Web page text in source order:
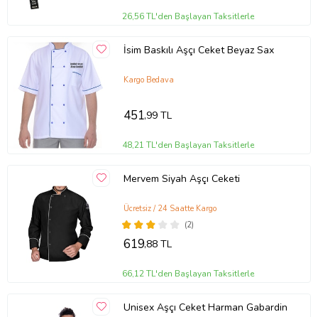
26,56 TL'den Başlayan Taksitlerle
İsim Baskılı Aşçı Ceket Beyaz Sax
Kargo Bedava
451,99 TL
48,21 TL'den Başlayan Taksitlerle
Mervem Siyah Aşçı Ceketi
(2)
Ücretsiz / 24 Saatte Kargo
619,88 TL
66,12 TL'den Başlayan Taksitlerle
Unisex Aşçı Ceket Harman Gabardin